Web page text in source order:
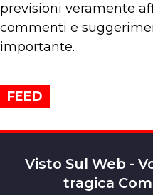
previsioni veramente
commenti e
importante.
FEED
Visto Sul Web -
tragica